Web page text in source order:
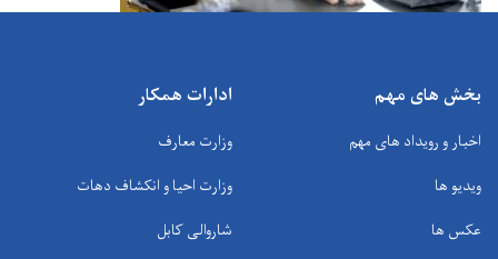
بخش های مهم
اخبار و رویداد های مهم
ویدیو ها
عکس ها
ادارات همکار
وزارت معارف
وزارت احیا و انکشاف دهات
شاروالی کابل